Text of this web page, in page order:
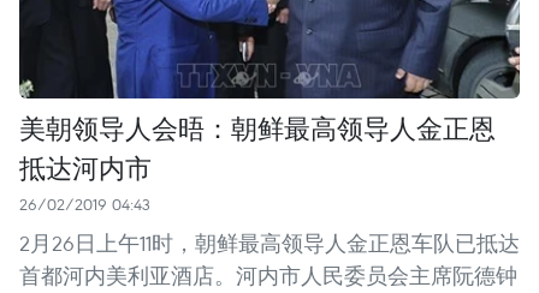
美朝领导人会晤：朝鲜最高领导人金正恩
抵达河内市
26/02/2019 04:43
2月26日上午11时，朝鲜最高领导人金正恩车队已抵达
首都河内美利亚酒店。河内市人民委员会主席阮德钟